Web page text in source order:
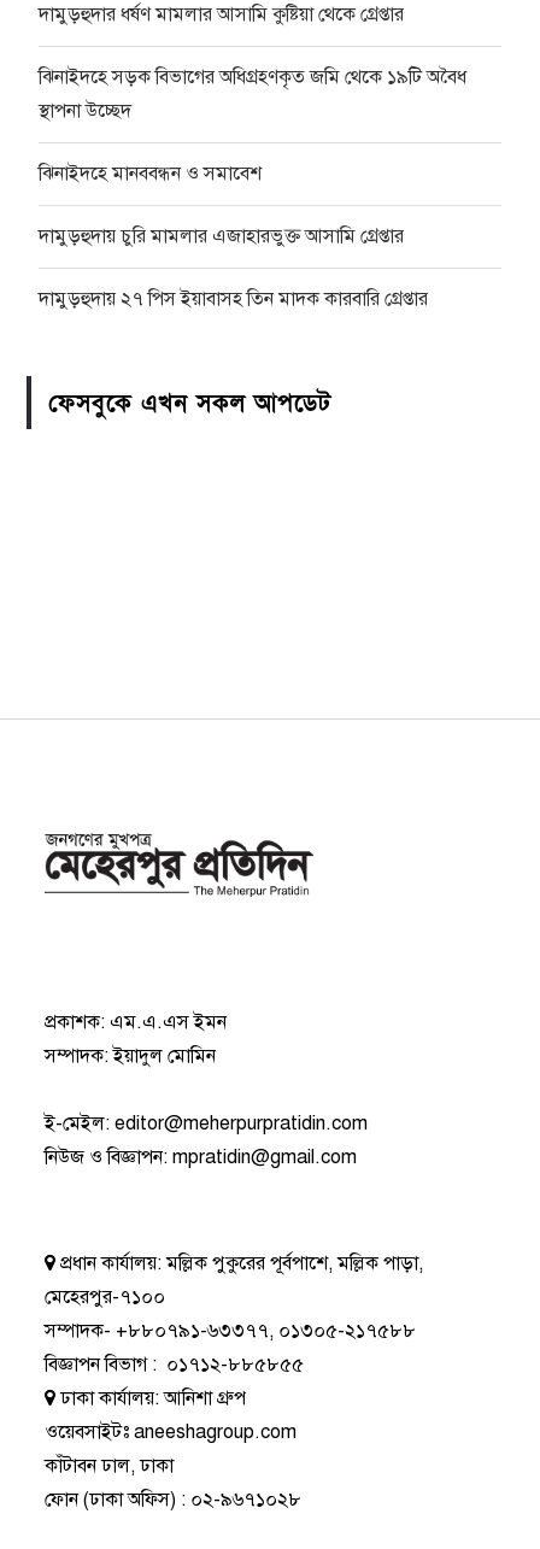
দামুড়হুদার ধর্ষণ মামলার আসামি কুষ্টিয়া থেকে গ্রেপ্তার
ঝিনাইদহে সড়ক বিভাগের অধিগ্রহণকৃত জমি থেকে ১৯টি অবৈধ
স্থাপনা উচ্ছেদ
ঝিনাইদহে মানববন্ধন ও সমাবেশ
দামুড়হুদায় চুরি মামলার এজাহারভুক্ত আসামি গ্রেপ্তার
দামুড়হুদায় ২৭ পিস ইয়াবাসহ তিন মাদক কারবারি গ্রেপ্তার
ফেসবুকে এখন সকল আপডেট
প্রকাশক: এম.এ.এস ইমন
সম্পাদক: ইয়াদুল মোমিন
ই-মেইল:editor@meherpurpratidin.com
নিউজ ও বিজ্ঞাপন:mpratidin@gmail.com
প্রধান কার্যালয়:মল্লিক পুকুরের পূর্বপাশে, মল্লিক পাড়া,
মেহেরপুর-৭১০০
সম্পাদক- +৮৮০৭৯১-৬৩৩৭৭, ০১৩০৫-২১৭৫৮৮
বিজ্ঞাপন বিভাগ: ০১৭১২-৮৮৫৮৫৫
ঢাকা কার্যালয়:আনিশা গ্রুপ
ওয়েবসাইটঃaneeshagroup.com
কাঁটাবন ঢাল, ঢাকা
ফোন(ঢাকা অফিস) : ০২-৯৬৭১০২৮